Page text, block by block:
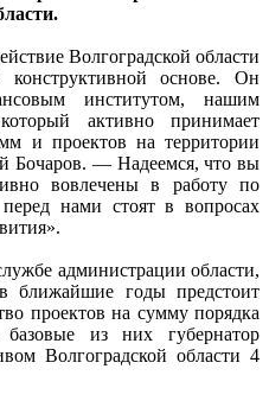
Волгоградской области
основе. Он
институтом, нашим
активно принимает
и проектов на территории
Бочаров. — Надеемся, что вы
вовлечены в работу по
нами стоят в вопросах
администрации области,
ближайшие годы предстоит
проектов на сумму порядка
из них губернатор
Волгоградской области 4